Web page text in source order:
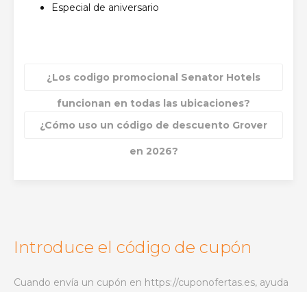
Especial de aniversario
¿Los codigo promocional Senator Hotels
funcionan en todas las ubicaciones?
¿Cómo uso un código de descuento Grover
en 2026?
Introduce el código de cupón
Cuando envía un cupón en https://cuponofertas.es, ayuda